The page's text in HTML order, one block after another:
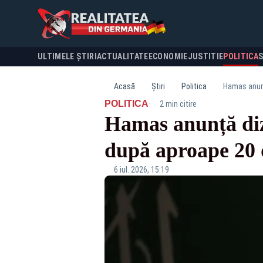
ULTIMELE ȘTIRI ACTUALITATE ECONOMIEJUSTITIEPOLITICA
Acasă Știri Politica Hamas
POLITICA· 2 min citire
Hamas anunță
după aproape
6 iul. 2026, 15:19